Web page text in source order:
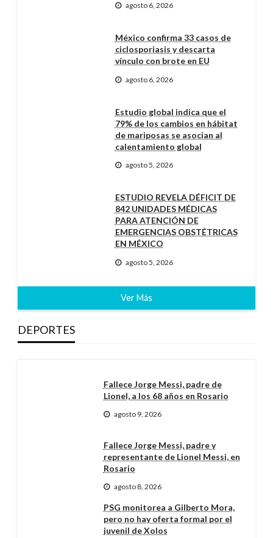
agosto 6, 2026
México confirma 33 casos de
ciclosporiasis y descarta
vínculo con brote en EU
agosto 6, 2026
Estudio global indica que el
79% de los cambios en hábitat
de mariposas se asocian al
calentamiento global
agosto 5, 2026
ESTUDIO REVELA DÉFICIT DE
842 UNIDADES MÉDICAS
PARA ATENCIÓN DE
EMERGENCIAS OBSTÉTRICAS
EN MÉXICO
agosto 5, 2026
Ver Más
DEPORTES
Fallece Jorge Messi, padre de
Lionel, a los 68 años en Rosario
agosto 9, 2026
Fallece Jorge Messi, padre y
representante de Lionel Messi, en
Rosario
agosto 8, 2026
PSG monitorea a Gilberto Mora,
pero no hay oferta formal por el
juvenil de Xolos